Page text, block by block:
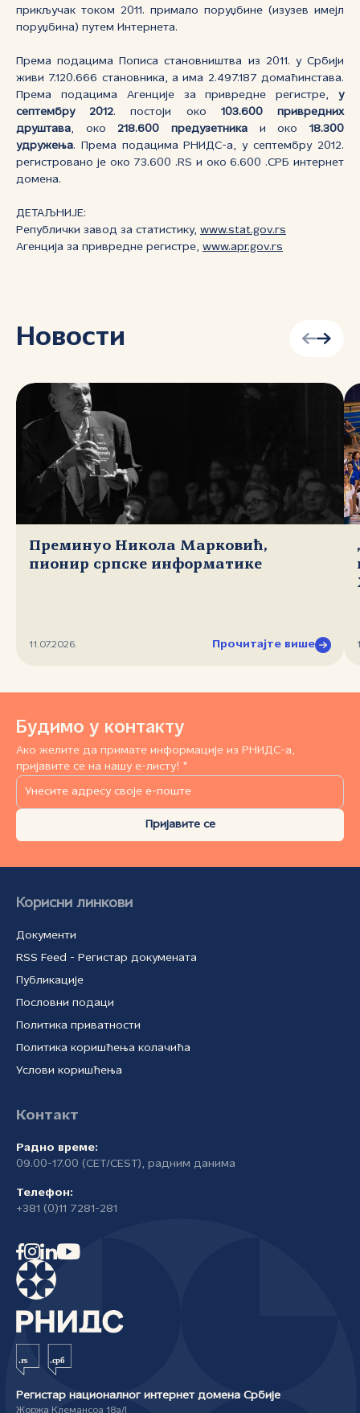
прикључак током 2011. примало поруџбине (изузев имејл
поруџбина) путем Интернета.
Према подацима Пописа становништва из 2011. у Србији
живи 7.120.666 становника, а има 2.497.187 домаћинстава.
Према подацима Агенције за привредне регистре, у
септембру 2012. постоји око 103.600 привредних
друштава, око 218.600 предузетника и око18.300
удружења. Према подацима РНИДС-а, у септембру 2012.
регистровано је око 73.600 .RS и око 6.600 .СРБ интернет
домена.
ДЕТАЉНИЈЕ:
Републички завод за статистику, www.stat.gov.rs
Агенција за привредне регистре, www.apr.gov.rs
Новости
Преминуо Никола Марковић,
пионир српске информатике
11.07.2026. Прочитајте више
Будимо у контакту
Ако желите да примате информације из РНИДС-а,
пријавите се на нашу е-листу! *
Пријавите се
Корисни линкови
Документи
RSS Feed - Регистар докумената
Публикације
Пословни подаци
Политика приватности
Политика коришћења колачића
Услови коришћења
Контакт
Радно време:
09.00-17.00 (CET/CEST), радним данима
Телефон:
+381 (0)11 7281-281
Регистар националног интернет домена Србије
Жоржа Клемансоа 18а/I